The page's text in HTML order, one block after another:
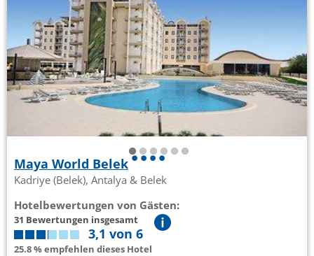
Maya World Belek
Kadriye (Belek), Antalya & Belek
Hotelbewertungen von Gästen:
31 Bewertungen insgesamt
3,1 von 6
25.8 % empfehlen dieses Hotel